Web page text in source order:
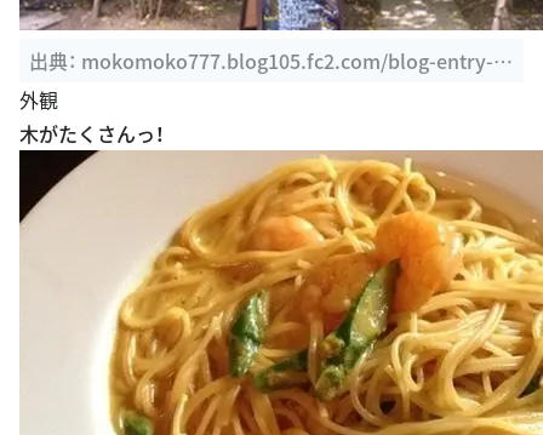
出典： mokomoko777.blog105.fc2.com/blog-entry-1
547.html
外観
木がたくさんっ！